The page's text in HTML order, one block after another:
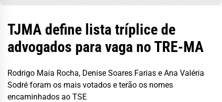
TJMA define lista tríplice de
advogados para vaga no TRE-MA
Rodrigo Maia Rocha, Denise Soares Farias e Ana Valéria
Sodré foram os mais votados e terão os nomes
encaminhados ao TSE